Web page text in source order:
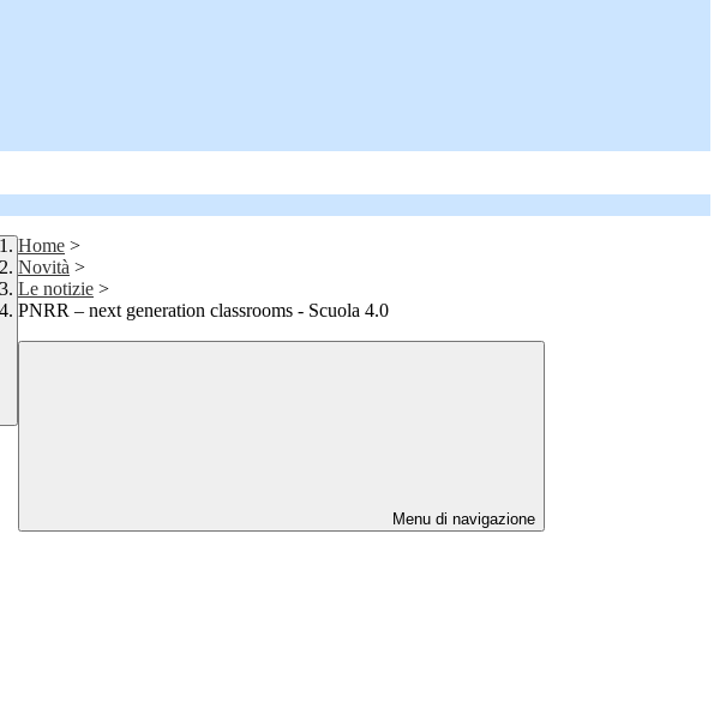
Home >
Novità >
Le notizie >
PNRR – next generation classrooms - Scuola 4.0
Menu di navigazione